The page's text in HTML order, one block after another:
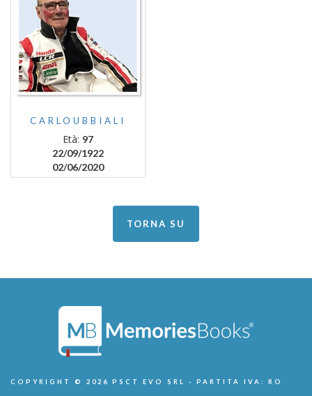
CARLOUBBIALI
Età: 97
22/09/1922
02/06/2020
TORNA SU
COPYRIGHT © 2026 PSCT EVO SRL - PARTITA IVA: RO